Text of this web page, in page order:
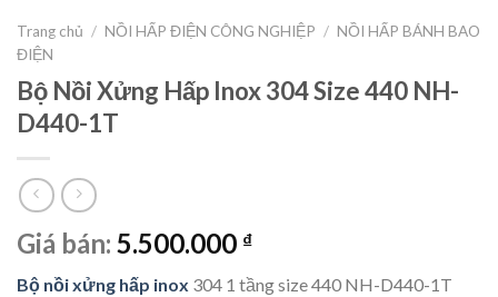
Trang chủ / NỒI HẤP ĐIỆN CÔNG NGHIỆP / NỒI HẤP BÁNH BAO
ĐIỆN
Bộ Nồi Xửng Hấp Inox 304 Size 440 NH-
D440-1T
Giá bán: 5.500.000 ₫
Bộ nồi xửng hấp inox 304 1 tầng size 440 NH-D440-1T